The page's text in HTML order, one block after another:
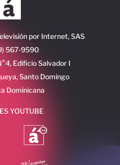
por Internet, SAS
567-9590
Edificio Salvador I
Santo Domingo
Dominicana
YOUTUBE